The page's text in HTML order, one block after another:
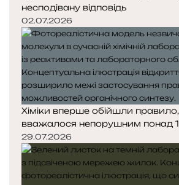
несподівану відповідь
02.07.2026
Хіміки вперше обійшли
вважалося непорушним понад
29.07.2026